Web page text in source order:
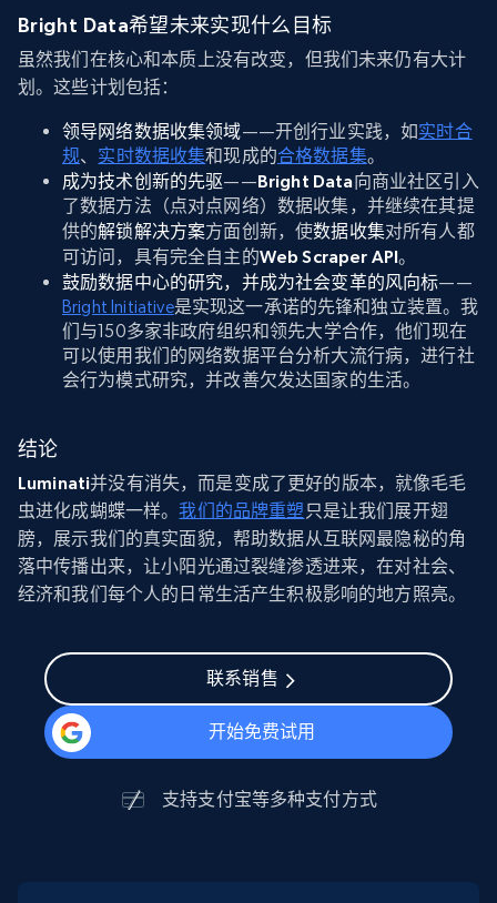
Bright Data希望未来实现什么目标
虽然我们在核心和本质上没有改变，但我们未来仍有大计
划。这些计划包括：
领导网络数据收集领域——开创行业实践，如实时合
规、 实时数据收集和现成的合格数据集。
成为技术创新的先驱——Bright Data向商业社区引入
了数据方法（点对点网络）数据收集，并继续在其提
供的解锁解决方案方面创新，使数据收集对所有人都
可访问，具有完全自主的Web Scraper API。
鼓励数据中心的研究，并成为社会变革的风向标——
Bright Initiative是实现这一承诺的先锋和独立装置。我
们与150多家非政府组织和领先大学合作，他们现在
可以使用我们的网络数据平台分析大流行病，进行社
会行为模式研究，并改善欠发达国家的生活。
结论
Luminati并没有消失，而是变成了更好的版本，就像毛毛
虫进化成蝴蝶一样。我们的品牌重塑 只是让我们展开翅
膀，展示我们的真实面貌，帮助数据从互联网最隐秘的角
落中传播出来，让小阳光通过裂缝渗透进来，在对社会、
经济和我们每个人的日常生活产生积极影响的地方照亮。
联系销售
开始免费试用
支持支付宝等多种支付方式